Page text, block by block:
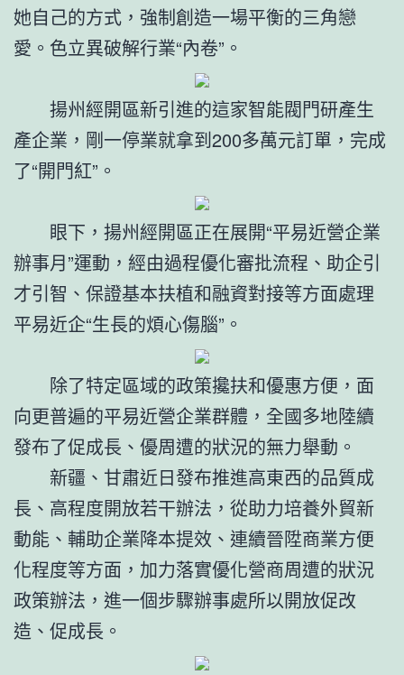
她自己的方式，強制創造一場平衡的三角戀
愛。色立異破解行業“內卷”。
揚州經開區新引進的這家智能閥門研產生
產企業，剛一停業就拿到200多萬元訂單，完成
了“開門紅”。
眼下，揚州經開區正在展開“平易近營企業
辦事月”運動，經由過程優化審批流程、助企引
才引智、保證基本扶植和融資對接等方面處理
平易近企“生長的煩心傷腦”。
除了特定區域的政策攙扶和優惠方便，面
向更普遍的平易近營企業群體，全國多地陸續
發布了促成長、優周遭的狀況的無力舉動。
新疆、甘肅近日發布推進高東西的品質成
長、高程度開放若干辦法，從助力培養外貿新
動能、輔助企業降本提效、連續晉陞商業方便
化程度等方面，加力落實優化營商周遭的狀況
政策辦法，進一個步驟辦事處所以開放促改
造、促成長。